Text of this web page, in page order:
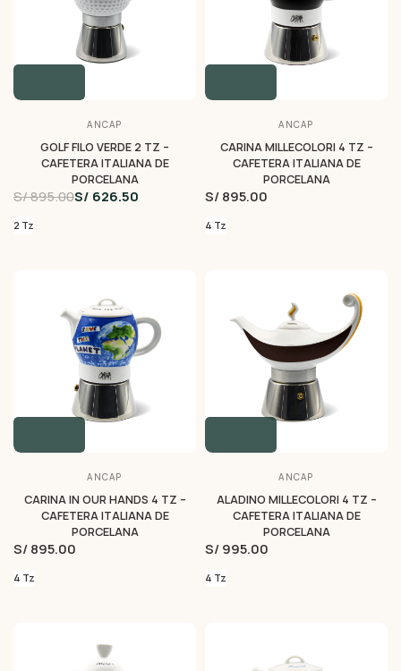
ANCAP
GOLF FILO VERDE 2 TZ –
CAFETERA ITALIANA DE
PORCELANA
S/ 895.00S/ 626.50
2 Tz
ANCAP
CARINA MILLECOLORI 4 TZ –
CAFETERA ITALIANA DE
PORCELANA
S/ 895.00
4 Tz
ANCAP
CARINA IN OUR HANDS 4 TZ –
CAFETERA ITALIANA DE
PORCELANA
S/ 895.00
4 Tz
ANCAP
ALADINO MILLECOLORI 4 TZ –
CAFETERA ITALIANA DE
PORCELANA
S/ 995.00
4 Tz